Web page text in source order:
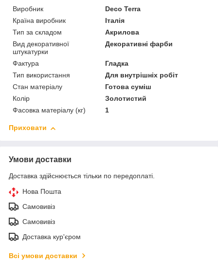
Виробник
Deco Terra
Країна виробник
Італія
Тип за складом
Акрилова
Вид декоративної
штукатурки
Декоративні фарби
Фактура
Гладка
Тип використання
Для внутрішніх робіт
Стан матеріалу
Готова суміш
Колір
Золотистий
Фасовка матеріалу (кг)
1
Приховати
Умови доставки
Доставка здійснюється тільки по передоплаті.
Нова Пошта
Самовивіз
Самовивіз
Доставка кур'єром
Всі умови доставки